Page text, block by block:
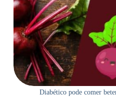
Diabético pode comer